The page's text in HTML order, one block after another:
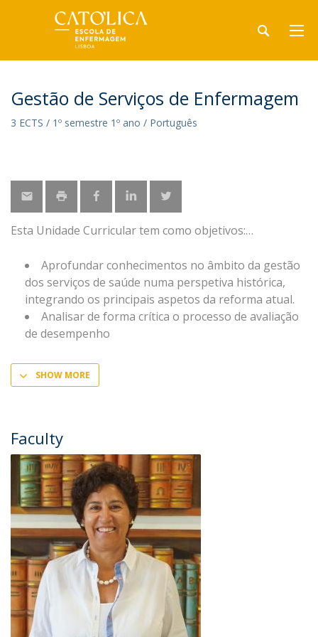
Gestão de Serviços de Enfermagem
3 ECTS / 1º semestre 1º ano / Português
Esta Unidade Curricular tem como objetivos:
Aprofundar conhecimentos no âmbito da gestão
dos serviços de saúde numa perspetiva histórica,
integrando os principais aspetos da reforma atual.
Analisar de forma crítica o processo de avaliação
de desempenho
SHOW MORE
Faculty